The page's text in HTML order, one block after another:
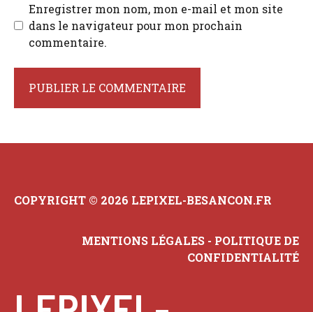
Enregistrer mon nom, mon e-mail et mon site
dans le navigateur pour mon prochain
commentaire.
COPYRIGHT © 2026 LEPIXEL-BESANCON.FR
MENTIONS LÉGALES - POLITIQUE DE
CONFIDENTIALITÉ